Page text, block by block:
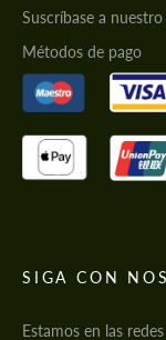
Suscríbase a
Métodos de pago
SIGA CON
Estamos en las